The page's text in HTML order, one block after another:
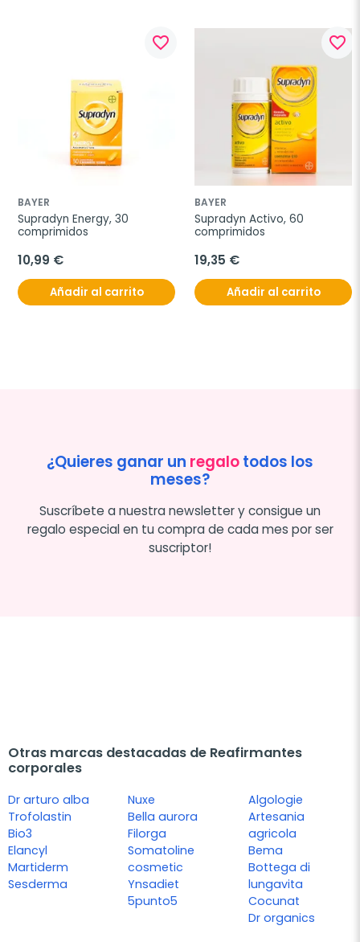
favorite_border
BAYER
Supradyn Energy, 30
comprimidos
10,99 €
Añadir al carrito
favorite_border
BAYER
Supradyn Activo, 60
comprimidos
19,35 €
Añadir al carrito
¿Quieres ganar un regalotodos los
meses?
Suscríbete a nuestra newsletter y consigue un
regalo especial en tu compra de cada mes por ser
suscriptor!
Otras marcas destacadas de Reafirmantes
corporales
Dr arturo alba
Trofolastin
Bio3
Elancyl
Martiderm
Sesderma
Nuxe
Bella aurora
Filorga
Somatoline
cosmetic
Ynsadiet
5punto5
Algologie
Artesania
agricola
Bema
Bottega di
lungavita
Cocunat
Dr organics